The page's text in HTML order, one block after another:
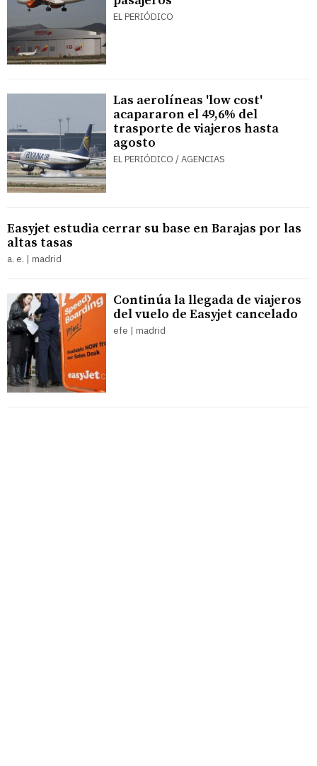
EL PERIÓDICO
Las aerolíneas 'low cost'
acapararon el 49,6% del
trasporte de viajeros hasta
agosto
EL PERIÓDICO / AGENCIAS
Easyjet estudia cerrar su base en Barajas por las
altas tasas
a. e. | madrid
Continúa la llegada de viajeros
del vuelo de Easyjet cancelado
efe | madrid